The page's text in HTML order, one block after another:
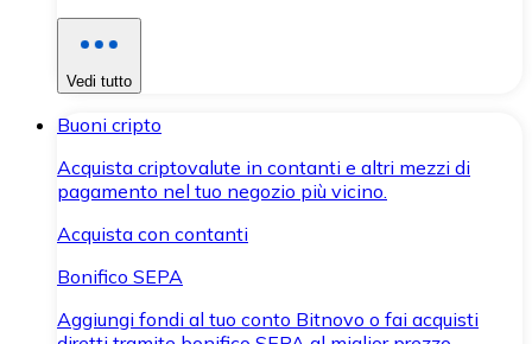
Vedi tutto
Buoni cripto
Acquista criptovalute in contanti e altri mezzi di
pagamento nel tuo negozio più vicino.
Acquista con contanti
Bonifico SEPA
Aggiungi fondi al tuo conto Bitnovo o fai acquisti